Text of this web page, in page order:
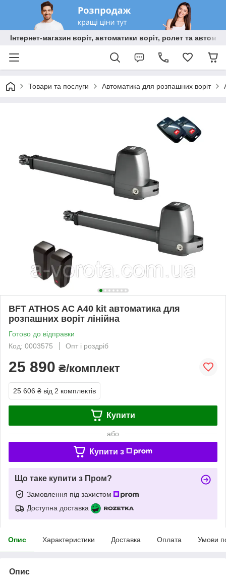
Інтернет-магазин воріт, автоматики воріт, ролет та
Товари та послуги Автоматика для розпашних воріт
BFT ATHOS AC A40 kit автоматика для
розпашних воріт лінійна
Готово до відправки
Код: 0003575
Опт і роздріб
25 890 ₴/комплект
25 606 ₴ від 2 комплектів
Купити
або
Купити з
Що таке купити з Пром?
Замовлення під захистом
Доступна доставка
Опис Характеристики Доставка Оплата Умови
Опис